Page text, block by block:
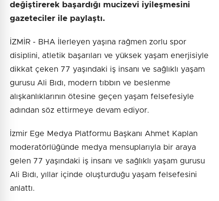
değiştirerek başardığı mucizevi iyileşmesini
gazeteciler ile paylaştı.
İZMİR - BHA İlerleyen yaşına rağmen zorlu spor
disiplini, atletik başarıları ve yüksek yaşam enerjisiyle
dikkat çeken 77 yaşındaki iş insanı ve sağlıklı yaşam
gurusu Ali Bıdı, modern tıbbın ve beslenme
alışkanlıklarının ötesine geçen yaşam felsefesiyle
adından söz ettirmeye devam ediyor.
İzmir Ege Medya Platformu Başkanı Ahmet Kaplan
moderatörlüğünde medya mensuplarıyla bir araya
gelen 77 yaşındaki iş insanı ve sağlıklı yaşam gurusu
Ali Bıdı, yıllar içinde oluşturduğu yaşam felsefesini
anlattı.